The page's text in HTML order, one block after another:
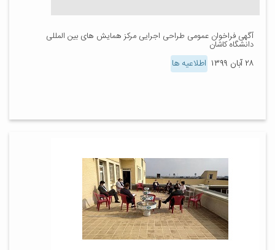
آگهی فراخوان عمومی طراحی اجرایی مرکز همایش های بین المللی
دانشگاه کاشان
۲۸ آبان ۱۳۹۹ اطلاعیه ها